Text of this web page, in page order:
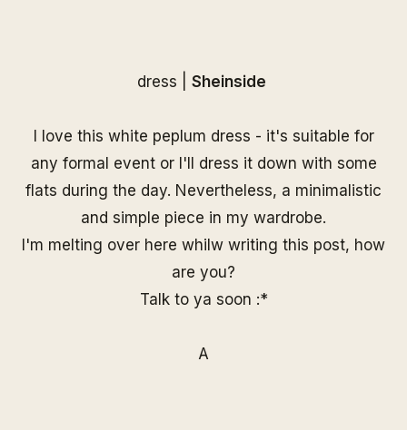
dress | Sheinside
I love this white peplum dress - it's suitable for
any formal event or I'll dress it down with some
flats during the day. Nevertheless, a minimalistic
and simple piece in my wardrobe.
I'm melting over here whilw writing this post, how
are you?
Talk to ya soon :*
A